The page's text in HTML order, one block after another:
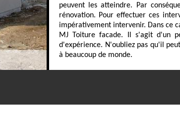
peuvent les atteindre. Par
rénovation. Pour effectuer ces
impérativement intervenir. Dans ce
MJ Toiture facade. Il s'agit d'un
d'expérience. N'oubliez pas qu'il
à beaucoup de monde.